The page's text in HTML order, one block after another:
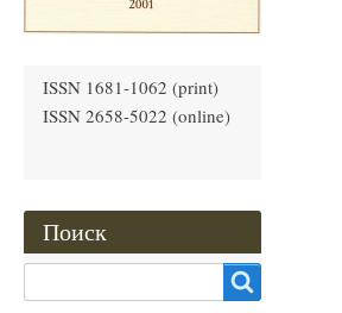
ISSN 1681-1062 (print)
ISSN 2658-5022 (online)
Поиск